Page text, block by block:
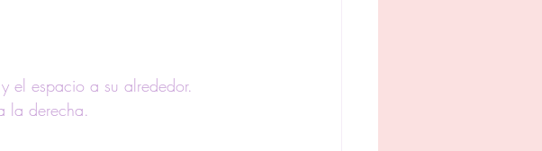
el espacio a su alrededor.
la derecha.